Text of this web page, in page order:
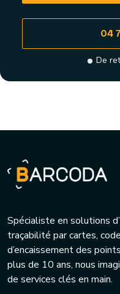
04
De
Spécialiste en solutions
traçabilité par cartes,
d’encaissement des
plus de 10 ans, nous
de services clés en main.